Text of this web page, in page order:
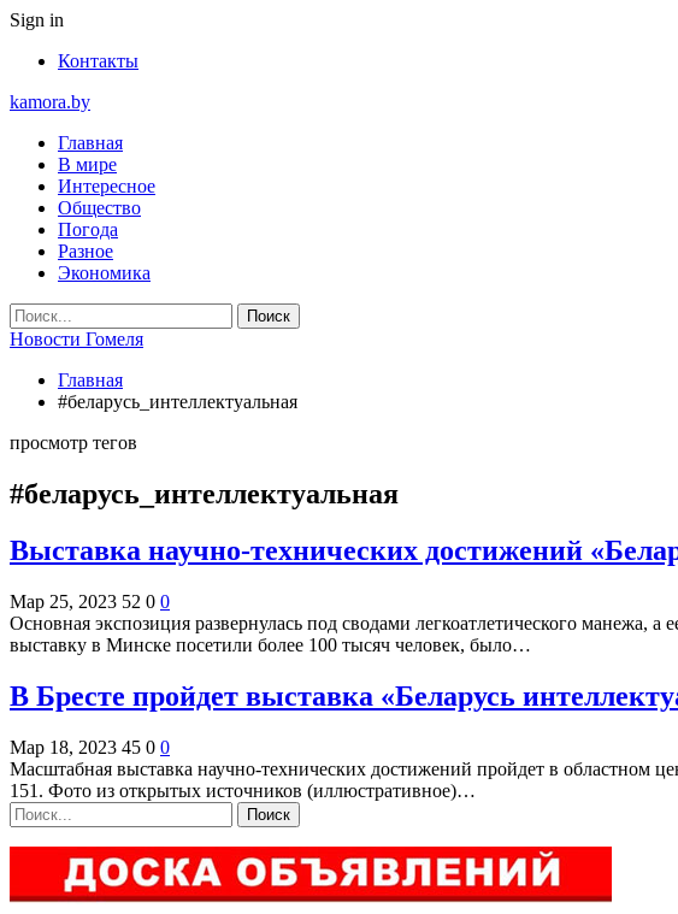
Sign in
Контакты
kamora.by
Главная
В мире
Интересное
Общество
Погода
Разное
Экономика
Новости Гомеля
Главная
#беларусь_интеллектуальная
просмотр тегов
#беларусь_интеллектуальная
Выставка научно-технических достижений
Мар 25, 2023 52 0 0
Основная экспозиция развернулась под сводами легкоатлетического манежа,
выставку в Минске посетили более 100 тысяч человек, было…
В Бресте пройдет выставка «Беларусь
Мар 18, 2023 45 0 0
Масштабная выставка научно-технических достижений пройдет в областном
151. Фото из открытых источников (иллюстративное)…